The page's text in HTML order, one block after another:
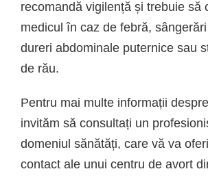
recomandă vigilență și trebuie să
medicul în caz de febră,
dureri abdominale puternice sau
de rău.
Pentru mai multe informații
invităm să consultați un
domeniul sănătăți, care vă va
contact ale unui centru de avort